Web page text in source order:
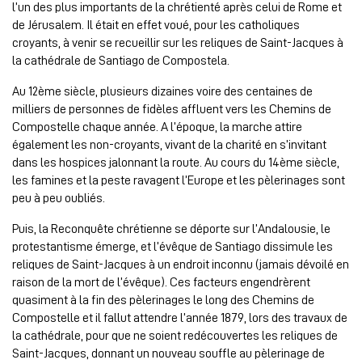
l’un des plus importants de la chrétienté après celui de Rome et
de Jérusalem. Il était en effet voué, pour les catholiques
croyants, à venir se recueillir sur les reliques de Saint-Jacques à
la cathédrale de Santiago de Compostela.
Au 12ème siècle, plusieurs dizaines voire des centaines de
milliers de personnes de fidèles affluent vers les Chemins de
Compostelle chaque année. A l’époque, la marche attire
également les non-croyants, vivant de la charité en s’invitant
dans les hospices jalonnant la route. Au cours du 14ème siècle,
les famines et la peste ravagent l’Europe et les pèlerinages sont
peu à peu oubliés.
Puis, la Reconquête chrétienne se déporte sur l’Andalousie, le
protestantisme émerge, et l’évêque de Santiago dissimule les
reliques de Saint-Jacques à un endroit inconnu (jamais dévoilé en
raison de la mort de l’évêque). Ces facteurs engendrèrent
quasiment à la fin des pèlerinages le long des Chemins de
Compostelle et il fallut attendre l’année 1879, lors des travaux de
la cathédrale, pour que ne soient redécouvertes les reliques de
Saint-Jacques, donnant un nouveau souffle au pèlerinage de